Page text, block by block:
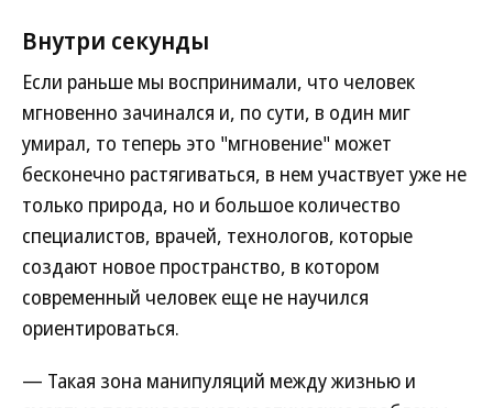
Внутри секунды
Если раньше мы воспринимали, что человек
мгновенно зачинался и, по сути, в один миг
умирал, то теперь это "мгновение" может
бесконечно растягиваться, в нем участвует уже не
только природа, но и большое количество
специалистов, врачей, технологов, которые
создают новое пространство, в котором
современный человек еще не научился
ориентироваться.
— Такая зона манипуляций между жизнью и